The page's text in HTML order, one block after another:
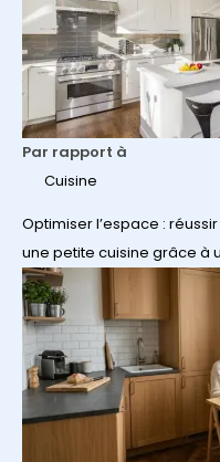
Par rapport à
Cuisine
Optimiser l’espace :
une petite cuisine grâce à